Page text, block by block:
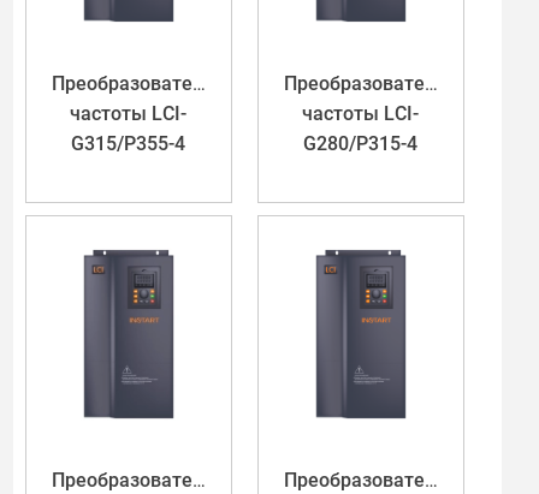
Преобразователь
частоты LCI-
G315/P355-4
Преобразователь
частоты LCI-
G280/P315-4
Преобразователь
Преобразователь